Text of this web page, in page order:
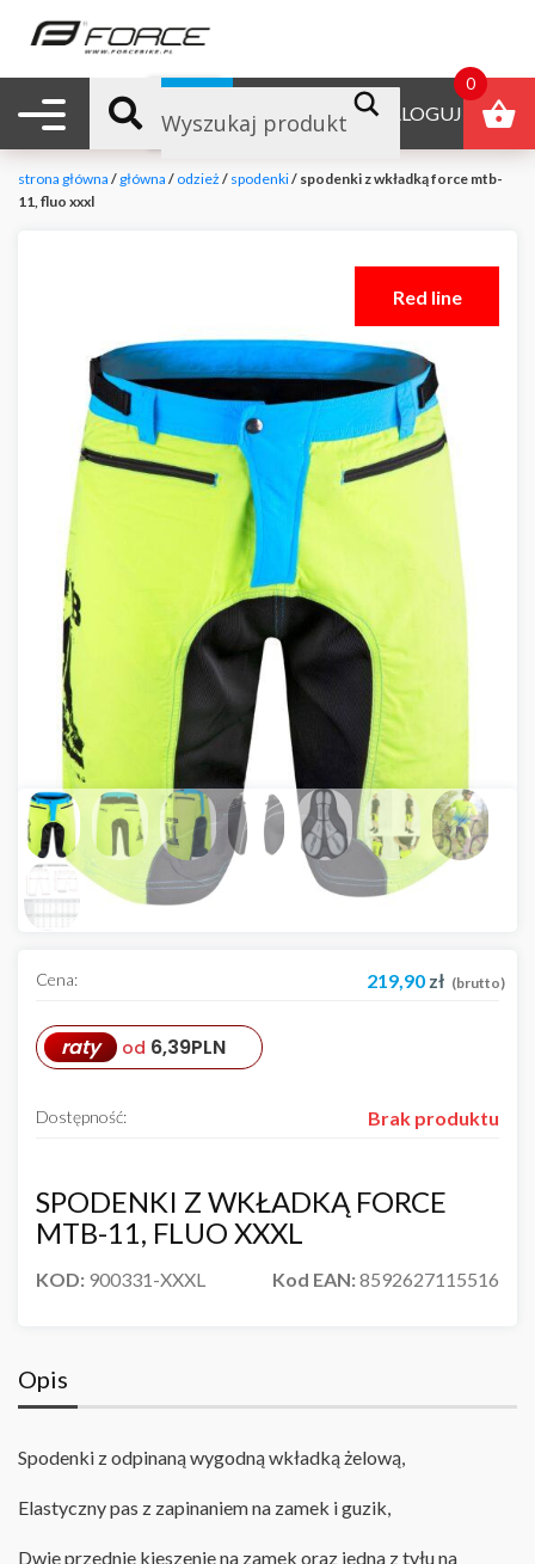
Nawigacja mobilna ZALOGUJ
B2B
strona główna / główna / odzież / spodenki/ spodenki z wkładką force mtb-
11, fluo xxxl
Red line
SPODENKI Z WKŁADKĄ FORCE
MTB-11, FLUO XXXL
KOD: 900331-XXXL Kod EAN:8592627115516
Cena: 219,90 zł (brutto)
raty od 6,39PLN
Dostępność: Brak produktu
Opis
Spodenki z odpinaną wygodną wkładką żelową,
Elastyczny pas z zapinaniem na zamek i guzik,
Dwie przednie kieszenie na zamek oraz jedna z tyłu na
0